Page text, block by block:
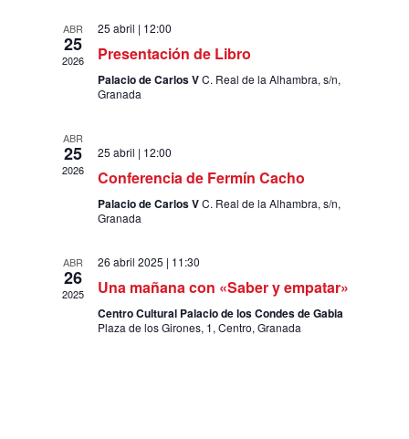
de
ABR
25
2026
25 abril | 12:00
Presentación de Libro
Palacio de Carlos VC. Real de la Alhambra, s/n,
Granada
ABR
25
2026
25 abril | 12:00
Conferencia de Fermín Cacho
Palacio de Carlos VC. Real de la Alhambra, s/n,
Granada
ABR
26
2025
26 abril 2025 | 11:30
Una mañana con «Saber y empatar»
Centro Cultural Palacio de los Condes de Gabia
Plaza de los Girones, 1, Centro, Granada